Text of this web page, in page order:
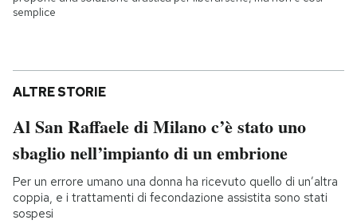
semplice
ALTRE STORIE
Al San Raffaele di Milano c’è stato uno
sbaglio nell’impianto di un embrione
Per un errore umano una donna ha ricevuto quello di un’altra
coppia, e i trattamenti di fecondazione assistita sono stati
sospesi